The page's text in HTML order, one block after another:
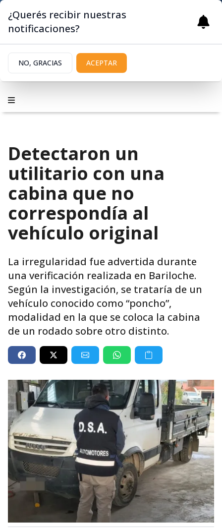
Detectaron un
utilitario con una
cabina que no
correspondía al
vehículo original
La irregularidad fue advertida durante
una verificación realizada en Bariloche.
Según la investigación, se trataría de un
vehículo conocido como “poncho”,
modalidad en la que se coloca la cabina
de un rodado sobre otro distinto.
¿Querés recibir nuestras
notificaciones?
NO, GRACIAS ACEPTAR